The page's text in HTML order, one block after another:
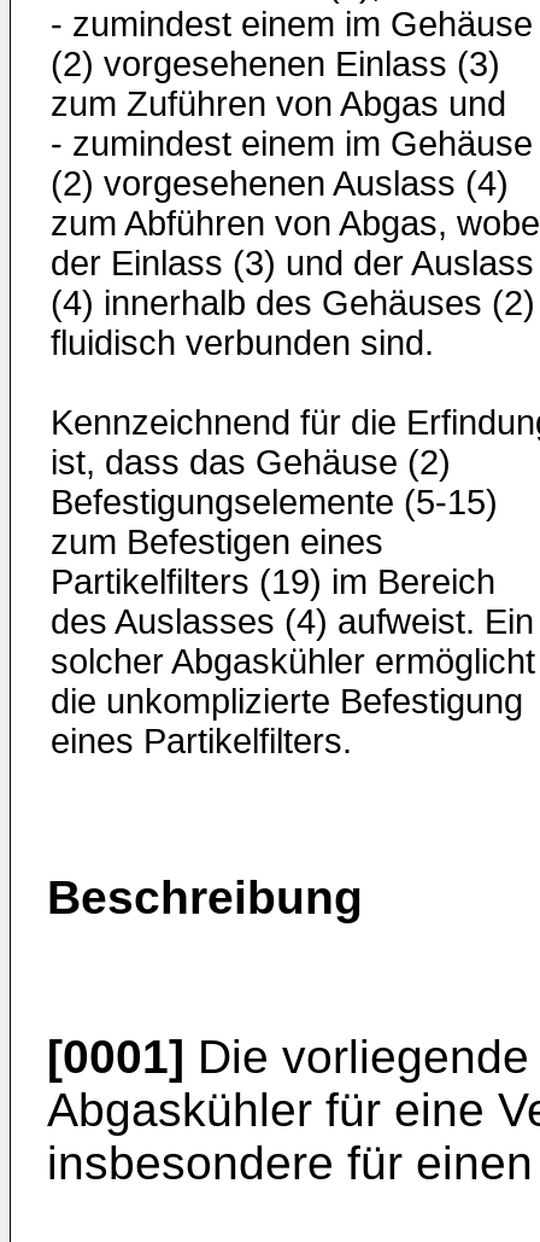
- zumindest einem im Gehäuse
(2) vorgesehenen Einlass (3)
zum Zuführen von Abgas und
- zumindest einem im Gehäuse
(2) vorgesehenen Auslass (4)
zum Abführen von Abgas,
der Einlass (3) und der Auslass
(4) innerhalb des Gehäuses (2)
fluidisch verbunden sind.
Kennzeichnend für die
ist, dass das Gehäuse (2)
Befestigungselemente (5-15)
zum Befestigen eines
Partikelfilters (19) im Bereich
des Auslasses (4) aufweist. Ein
solcher Abgaskühler ermöglicht
die unkomplizierte Befestigung
eines Partikelfilters.
Beschreibung
[0001] Die
Abgaskühler für eine
insbesondere für